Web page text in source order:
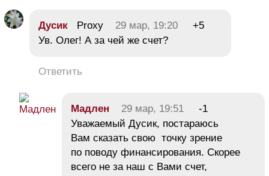
Дусик Proxy 29 мар, 19:20
+5
Ув. Олег! А за чей же счет?
Ответить
Мадлен 29 мар, 19:51
-1
Уважаемый Дусик, постараюсь
Вам сказать свою точку зрение
по поводу финансирования. Скорее
всего не за наш с Вами счет,